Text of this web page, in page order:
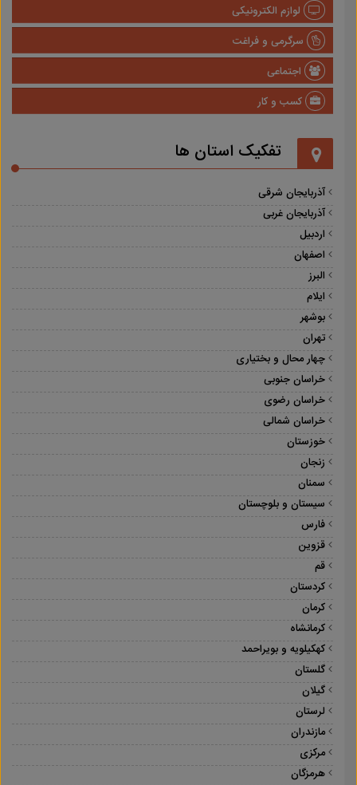
لوازم الکترونیکی
سرگرمی و فراغت
اجتماعی
کسب و کار
تفکیک استان ها
آذربایجان شرقی
آذربایجان غربی
اردبیل
اصفهان
البرز
ایلام
بوشهر
تهران
چهار محال و بختیاری
خراسان جنوبی
خراسان رضوی
خراسان شمالی
خوزستان
زنجان
سمنان
سیستان و بلوچستان
فارس
قزوین
قم
کردستان
کرمان
کرمانشاه
کهکیلویه و بویراحمد
گلستان
گیلان
لرستان
مازندران
مرکزی
هرمزگان